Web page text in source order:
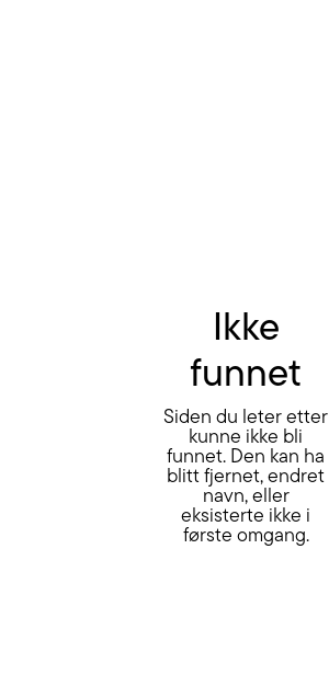
Ikke
funnet
Siden du leter etter
kunne ikke bli
funnet. Den kan ha
blitt fjernet, endret
navn, eller
eksisterte ikke i
første omgang.